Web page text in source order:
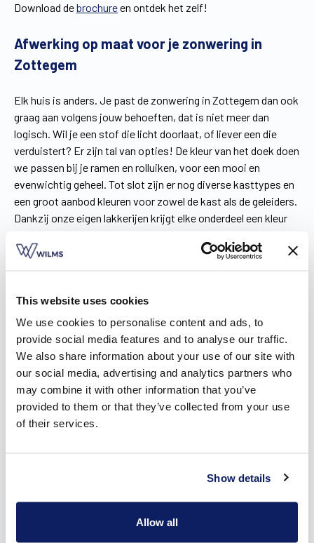
This website uses cookies
We use cookies to personalise content and ads, to
provide social media features and to analyse our traffic.
We also share information about your use of our site with
our social media, advertising and analytics partners who
may combine it with other information that you’ve
provided to them or that they’ve collected from your use
of their services.
Show details
Allow all
Download debrochureen ontdek het zelf!
Afwerking op maat voor je zonwering in
Zottegem
Elk huis is anders. Je past de zonwering in Zottegem dan ook
graag aan volgens jouw behoeften, dat is niet meer dan
logisch. Wil je een stof die licht doorlaat, of liever een die
verduistert? Er zijn tal van opties! De kleur van het doek doen
we passen bij je ramen en rolluiken, voor een mooi en
evenwichtig geheel. Tot slot zijn er nog diverse kasttypes en
een groot aanbod kleuren voor zowel de kast als de geleiders.
Dankzij onze eigen lakkerijen krijgt elke onderdeel een kleur
zonwering helemaal past bij jouw stijl en woning.
Alle voordelen van je zonwering in Zottegem